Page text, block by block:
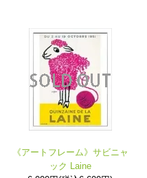
《アートフレーム》サビニャ
ック Laine